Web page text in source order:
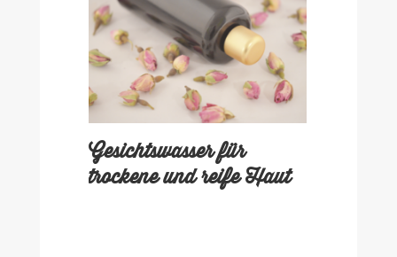
Gesichtswasser für
trockene und reife Haut